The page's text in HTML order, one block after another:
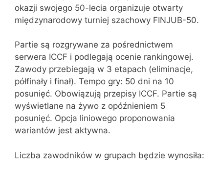
okazji swojego 50-lecia organizuje otwarty
międzynarodowy turniej szachowy FINJUB-50.
Partie są rozgrywane za pośrednictwem
serwera ICCF i podlegają ocenie rankingowej.
Zawody przebiegają w 3 etapach (eliminacje,
półfinały i finał). Tempo gry: 50 dni na 10
posunięć. Obowiązują przepisy ICCF. Partie są
wyświetlane na żywo z opóźnieniem 5
posunięć. Opcja liniowego proponowania
wariantów jest aktywna.
Liczba zawodników w grupach będzie wynosiła: